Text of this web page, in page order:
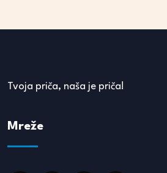
Tvoja priča, naša je priča!
Mreže